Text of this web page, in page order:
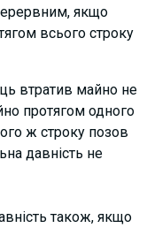
якщо
всього строку
втратив майно не
протягом одного
ж строку позов
давність не
також, якщо